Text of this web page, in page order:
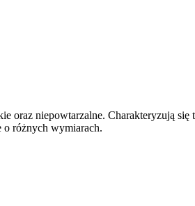
oraz niepowtarzalne. Charakteryzują
o różnych wymiarach.